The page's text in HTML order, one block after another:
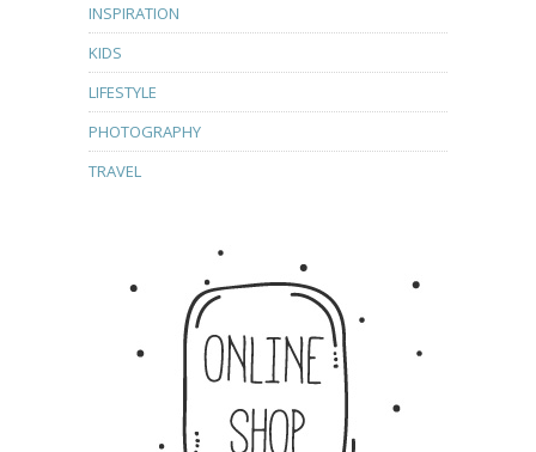
INSPIRATION
KIDS
LIFESTYLE
PHOTOGRAPHY
TRAVEL